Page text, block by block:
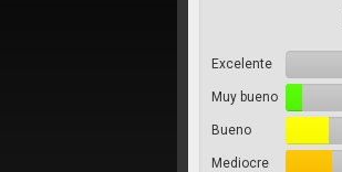
Excelente
Muy bueno
Bueno
Mediocre